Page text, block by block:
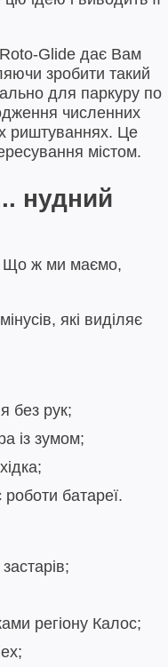
Glide дає Вам
зробити такий
для паркуру по
численних
риштуваннях. Це
містом.
нудний
Що ж ми маємо,
які виділяє
без рук;
із зумом;
роботи батареї.
регіону Калос;